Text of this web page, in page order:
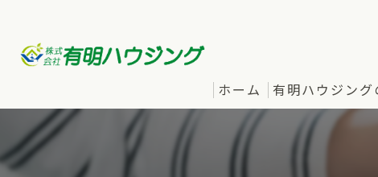
ホーム 有明ハウジング